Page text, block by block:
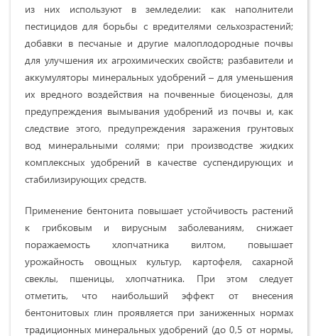
из них используют в земледелии: как наполнители
пестицидов для борьбы с вредителями сельхозрастений;
добавки в песчаные и другие малоплодородные почвы
для улучшения их агрохимических свойств; разбавители и
аккумуляторы минеральных удобрений – для уменьшения
их вредного воздействия на почвенные биоценозы, для
предупреждения вымывания удобрений из почвы и, как
следствие этого, предупреждения заражения грунтовых
вод минеральными солями; при производстве жидких
комплексных удобрений в качестве суспендирующих и
стабилизирующих средств.
Применение бентонита повышает устойчивость растений
к грибковым и вирусным заболеваниям, снижает
поражаемость хлопчатника вилтом, повышает
урожайность овощных культур, картофеля, сахарной
свеклы, пшеницы, хлопчатника. При этом следует
отметить, что наибольший эффект от внесения
бентонитовых глин проявляется при заниженных нормах
традиционных минеральных удобрений (до 0,5 от нормы,